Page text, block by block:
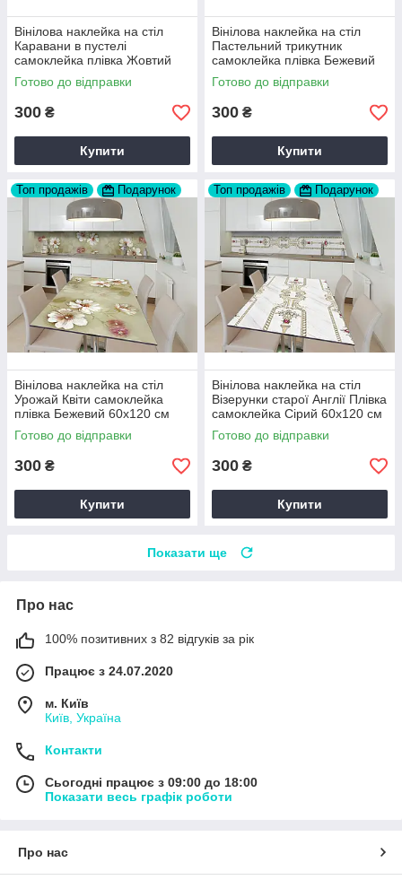
Вінілова наклейка на стіл
Каравани в пустелі
самоклейка плівка Жовтий
60х120 см Happy Pocket
Z182393
Готово до відправки
300 ₴
Купити
Вінілова наклейка на стіл
Пастельний трикутник
самоклейка плівка Бежевий
60х120 см Happy Pocket
Z183781
Готово до відправки
300 ₴
Купити
Топ продажів Подарунок
Вінілова наклейка на стіл
Урожай Квіти самоклейка
плівка Бежевий 60х120 см
Happy Pocket Z184472
Готово до відправки
300 ₴
Купити
Топ продажів Подарунок
Вінілова наклейка на стіл
Візерунки старої Англії Плівка
самоклейка Сірий 60х120 см
Happy Pocket Z184588
Готово до відправки
300 ₴
Купити
Показати ще
Про нас
100% позитивних з 82 відгуків за рік
Працює з 24.07.2020
м. Київ
Київ, Україна
Контакти
Сьогодні працює з 09:00 до 18:00
Показати весь графік роботи
Про нас